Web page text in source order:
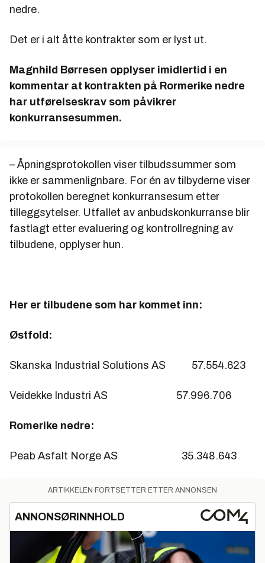
nedre.
Det er i alt åtte kontrakter som er lyst ut.
Magnhild Børresen opplyser imidlertid i en
kommentar at kontrakten på Rormerike nedre
har utførelseskrav som påvikrer
konkurransesummen.
– Åpningsprotokollen viser tilbudssummer som
ikke er sammenlignbare. For én av tilbyderne viser
protokollen beregnet konkurransesum etter
tilleggsytelser. Utfallet av anbudskonkurranse blir
fastlagt etter evaluering og kontrollregning av
tilbudene, opplyser hun.
Her er tilbudene som har kommet inn:
Østfold:
Skanska Industrial Solutions AS 57.554.623
Veidekke Industri AS 57.996.706
Romerike nedre:
Peab Asfalt Norge AS 35.348.643
ARTIKKELEN FORTSETTER ETTER ANNONSEN
ANNONSØRINNHOLD